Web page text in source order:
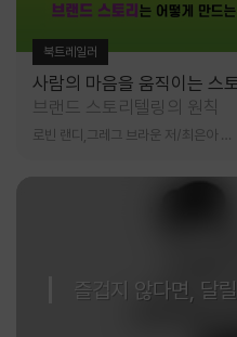
북트레일러
사람의 마음을 움직이는 스
브랜드 스토리텔링의 원칙
즐겁지 않다면, 달